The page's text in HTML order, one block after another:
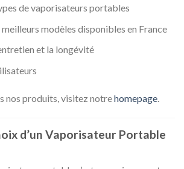
de vaporisateurs portables
modèles disponibles en France
et la longévité
nos produits, visitez notrehomepage
d’un Vaporisateur Portable